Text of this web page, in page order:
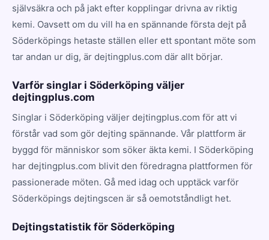
självsäkra och på jakt efter kopplingar drivna av riktig
kemi. Oavsett om du vill ha en spännande första dejt på
Söderköpings hetaste ställen eller ett spontant möte som
tar andan ur dig, är dejtingplus.com där allt börjar.
Varför singlar i Söderköping väljer
dejtingplus.com
Singlar i Söderköping väljer dejtingplus.com för att vi
förstår vad som gör dejting spännande. Vår plattform är
byggd för människor som söker äkta kemi. I Söderköping
har dejtingplus.com blivit den föredragna plattformen för
passionerade möten. Gå med idag och upptäck varför
Söderköpings dejtingscen är så oemotståndligt het.
Dejtingstatistik för Söderköping